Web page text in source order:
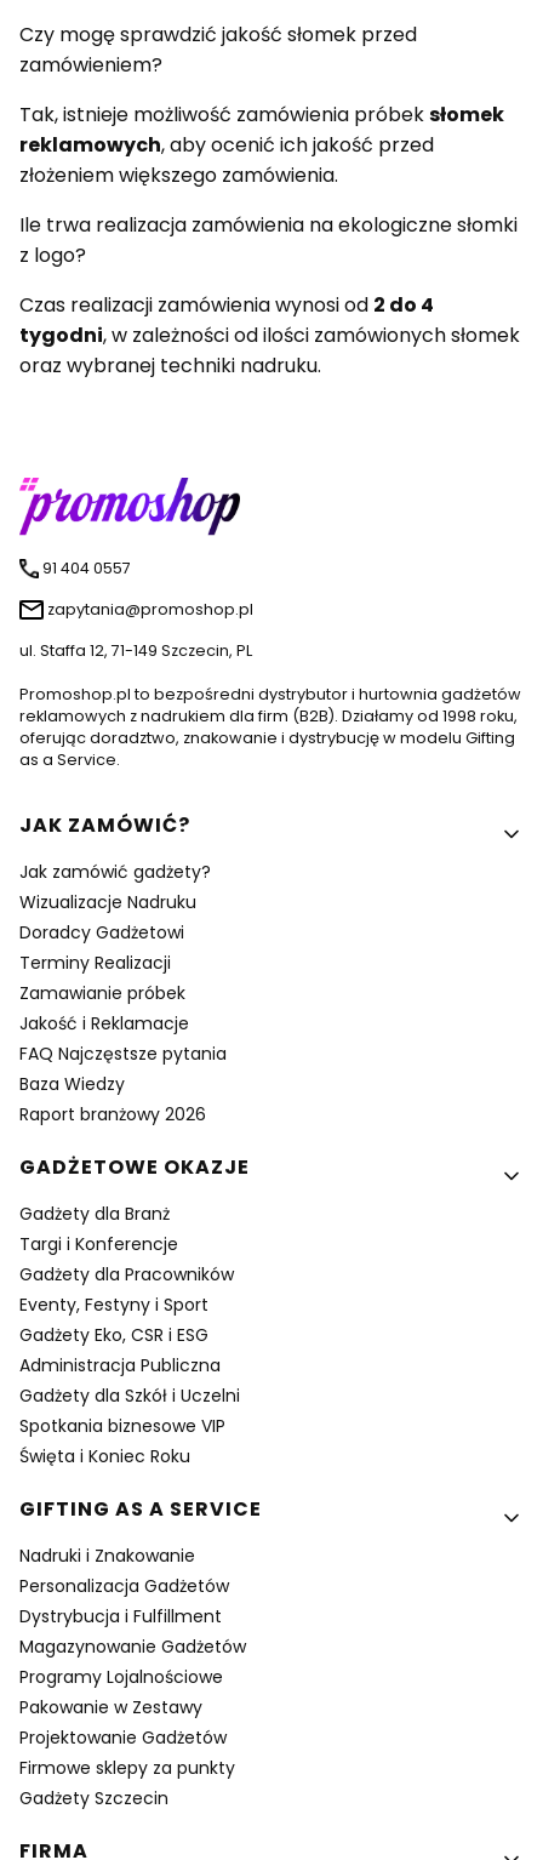
Czy mogę sprawdzić jakość słomek przed
zamówieniem?
Tak, istnieje możliwość zamówienia próbeksłomek
reklamowych, aby ocenić ich jakość przed
złożeniem większego zamówienia.
Ile trwa realizacja zamówienia na ekologiczne słomki
z logo?
Czas realizacji zamówienia wynosi od 2 do 4
tygodni, w zależności od ilości zamówionych słomek
oraz wybranej techniki nadruku.
91 404 0557
zapytania@promoshop.pl
ul. Staffa 12, 71-149 Szczecin, PL
Promoshop.pl to bezpośredni dystrybutor i hurtownia gadżetów
reklamowych z nadrukiem dla firm (B2B). Działamy od 1998 roku,
oferując doradztwo, znakowanie i dystrybucję w modelu Gifting
as a Service.
Linki w stopce
JAK ZAMÓWIĆ?
Jak zamówić gadżety?
Wizualizacje Nadruku
Doradcy Gadżetowi
Terminy Realizacji
Zamawianie próbek
Jakość i Reklamacje
FAQ Najczęstsze pytania
Baza Wiedzy
Raport branżowy 2026
GADŻETOWE OKAZJE
Gadżety dla Branż
Targi i Konferencje
Gadżety dla Pracowników
Eventy, Festyny i Sport
Gadżety Eko, CSR i ESG
Administracja Publiczna
Gadżety dla Szkół i Uczelni
Spotkania biznesowe VIP
Święta i Koniec Roku
GIFTING AS A SERVICE
Nadruki i Znakowanie
Personalizacja Gadżetów
Dystrybucja i Fulfillment
Magazynowanie Gadżetów
Programy Lojalnościowe
Pakowanie w Zestawy
Projektowanie Gadżetów
Firmowe sklepy za punkty
Gadżety Szczecin
FIRMA